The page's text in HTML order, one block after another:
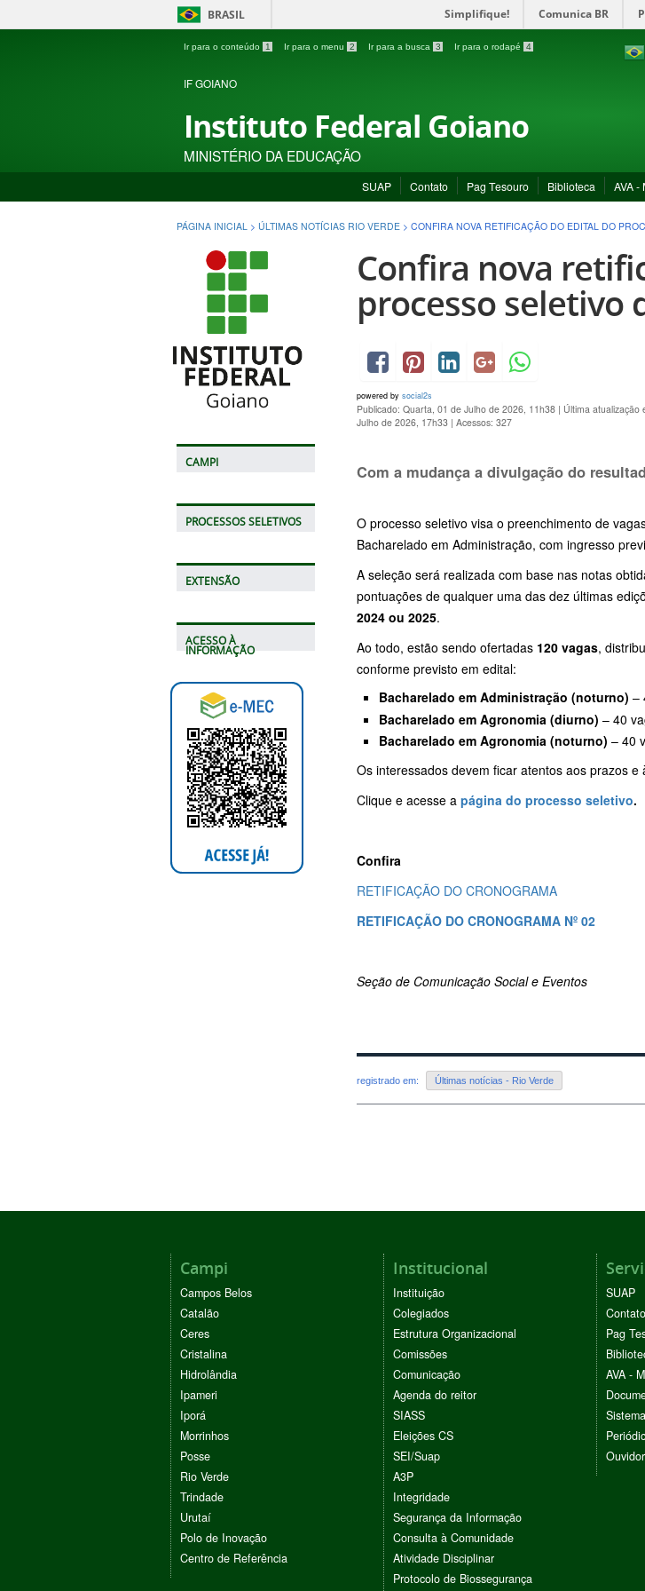
BRASIL Simplifique! Comunica BR
Ir para o conteúdo 1 Ir para o menu 2 Ir para a busca 3 Ir para o rodapé 4
IF GOIANO
Instituto Federal Goiano
MINISTÉRIO DA EDUCAÇÃO
SUAP Contato Pag Tesouro Biblioteca AVA -
PÁGINA INICIAL > ÚLTIMAS NOTÍCIAS RIO VERDE > CONFIRA NOVA RETIFICAÇÃO DO EDITAL DO
CAMPI
PROCESSOS SELETIVOS
EXTENSÃO
ACESSO À
INFORMAÇÃO
Confira nova
processo seletivo
powered by social2s
Publicado: Quarta, 01 de Julho de 2026, 11h38 | Última atualização
Julho de 2026, 17h33 | Acessos: 327
Com a mudança a divulgação do
O processo seletivo visa o preenchimento de
Bacharelado em Administração, com ingresso
A seleção será realizada com base nas notas
pontuações de qualquer uma das dez últimas
2024 ou 2025.
Ao todo, estão sendo ofertadas 120 vagas,
conforme previsto em edital:
Bacharelado em Administração (noturno) –
Bacharelado em Agronomia (diurno) – 40
Bacharelado em Agronomia (noturno) – 40
Os interessados devem ficar atentos aos prazos
Clique e acesse a página do processo seletivo.
Confira
RETIFICAÇÃO DO CRONOGRAMA
RETIFICAÇÃO DO CRONOGRAMA Nº 02
Seção de Comunicação Social e Eventos
registrado em: Últimas notícias - Rio Verde
Campi
Campos Belos
Catalão
Ceres
Cristalina
Hidrolândia
Ipameri
Iporá
Morrinhos
Posse
Rio Verde
Trindade
Urutaí
Polo de Inovação
Centro de Referência
Institucional
Instituição
Colegiados
Estrutura Organizacional
Comissões
Comunicação
Agenda do reitor
SIASS
Eleições CS
SEI/Suap
A3P
Integridade
Segurança da Informação
Consulta à Comunidade
Atividade Disciplinar
Protocolo de Biossegurança
SUAP
Contato
Pag
AVA -